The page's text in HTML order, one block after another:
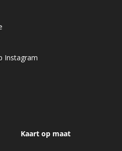
Instagram
Kaart op maat